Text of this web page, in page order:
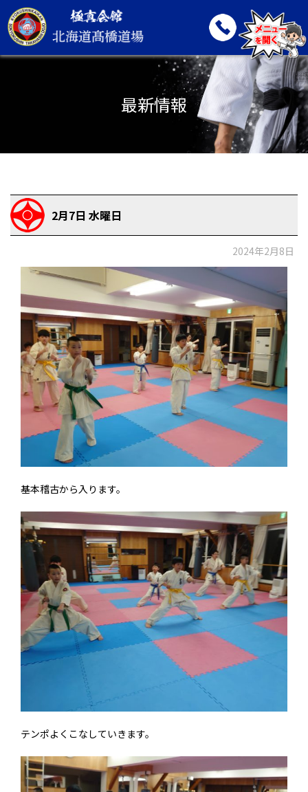
最新情報
2月7日 水曜日
2024年2月8日
基本稽古から入ります。
テンポよくこなしていきます。